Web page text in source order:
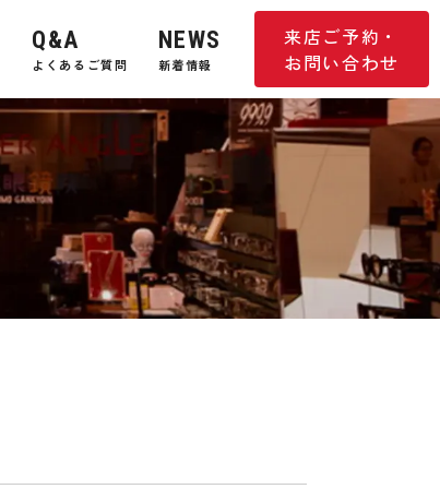
来店ご予約・
お問い合わせ
Q&A
よくあるご質問
NEWS
新着情報